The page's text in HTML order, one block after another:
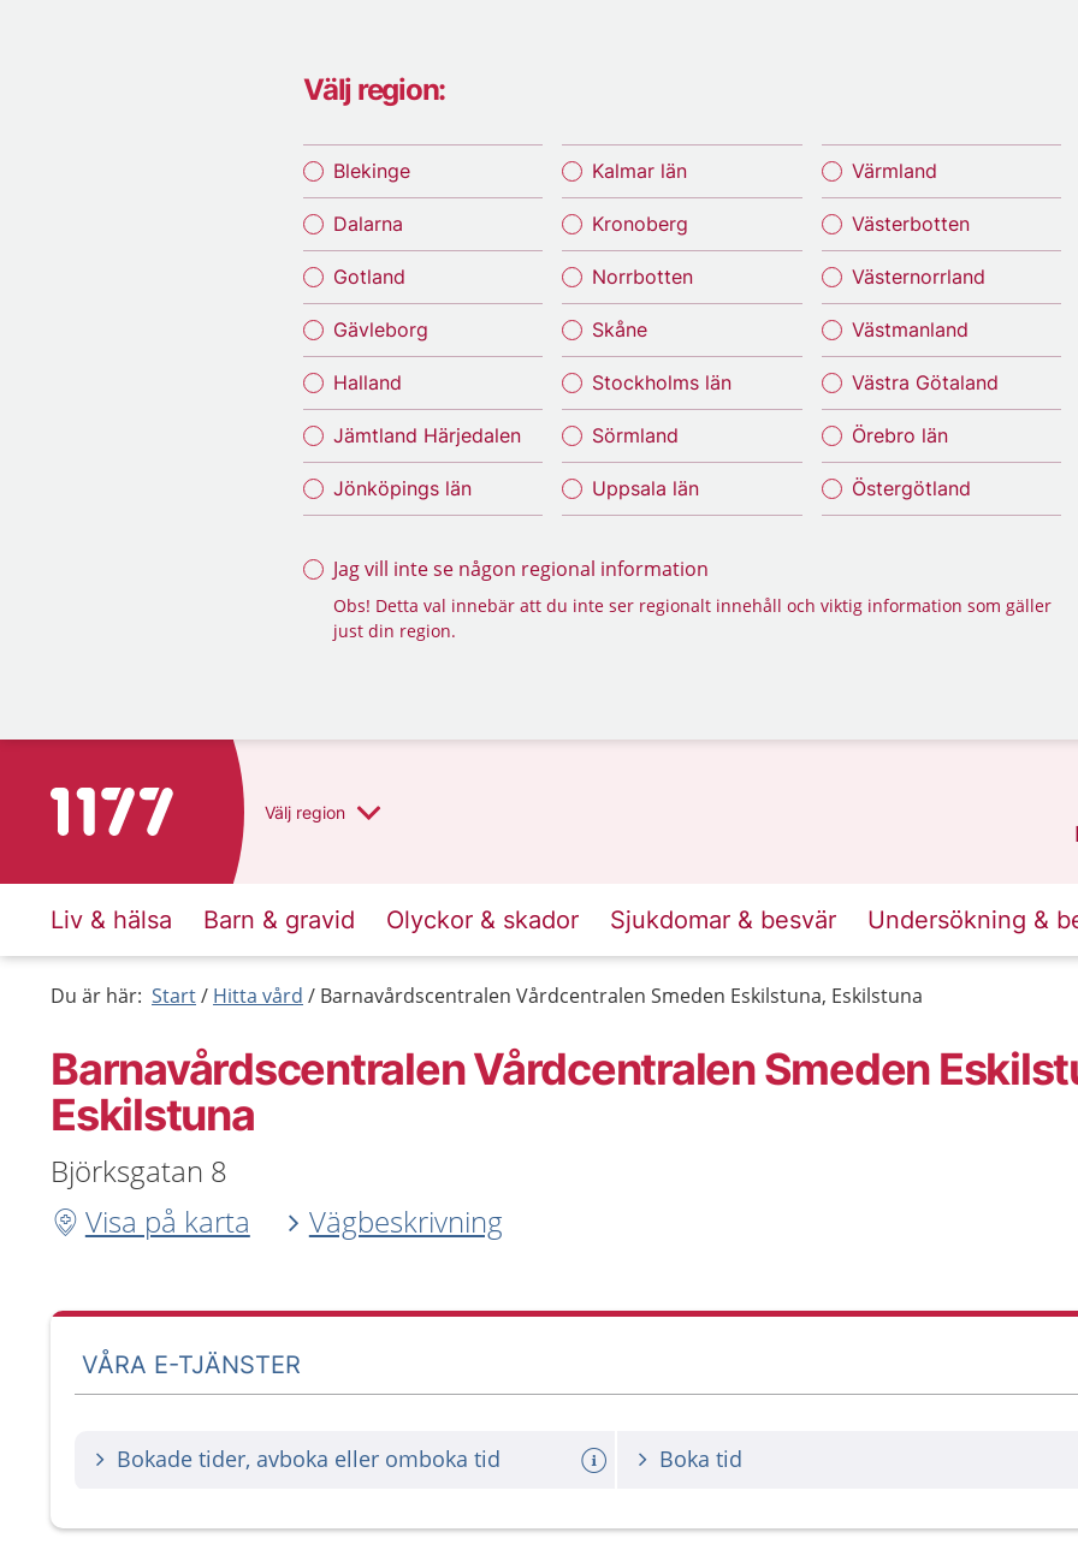
Välj region:
Blekinge
Dalarna
Gotland
Gävleborg
Halland
Jämtland Härjedalen
Jönköpings län
Kalmar län
Kronoberg
Norrbotten
Skåne
Stockholms län
Sörmland
Uppsala län
Värmland
Västerbotten
Västernorrland
Västmanland
Västra Götaland
Örebro län
Östergötland
Jag vill inte se någon regional information
Obs! Detta val innebär att du inte ser regionalt innehåll och viktig information som gäller
just din region.
Till startsidan för 1177 Välj region
Liv & hälsa Barn & gravid Olyckor & skador Sjukdomar & besvär Undersökning &
Du är här: Start Hitta vård Barnavårdscentralen Vårdcentralen Smeden Eskilstuna, Eskilstuna
Barnavårdscentralen Vårdcentralen Smeden
Eskilstuna
Björksgatan 8
Visa på karta
Vägbeskrivning
VÅRA E-TJÄNSTER
Bokade tider, avboka eller omboka tid Boka tid